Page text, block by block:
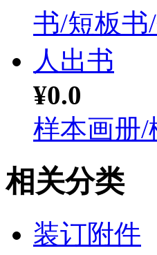
¥0.0
样本画册/
相关分类
装订附件